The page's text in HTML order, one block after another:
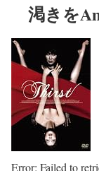
渇きを
Error: Failed to